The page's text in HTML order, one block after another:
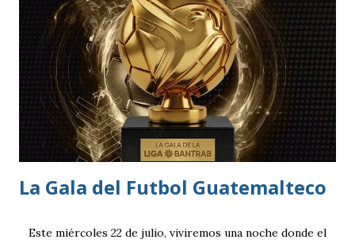
con su equipo femenino y fue hasta 2025 cuando creó su
rama masculina, la cual comenzó su recorrido en la Segunda
División antes de conseguir el ascenso a la máxima
categoría.
La Gala del Futbol Guatemalteco
Este miércoles 22 de julio, viviremos una noche donde el